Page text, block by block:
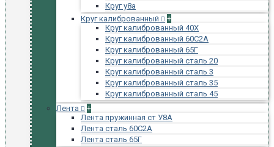
Круг у8а
Круг калиброванный
+
Круг калиброванный 40Х
Круг калиброванный 60С2А
Круг калиброванный 65Г
Круг калиброванный сталь 20
Круг калиброванный сталь 3
Круг калиброванный сталь 35
Круг калиброванный сталь 45
Лента
+
Лента пружинная ст У8А
Лента сталь 60С2А
Лента сталь 65Г